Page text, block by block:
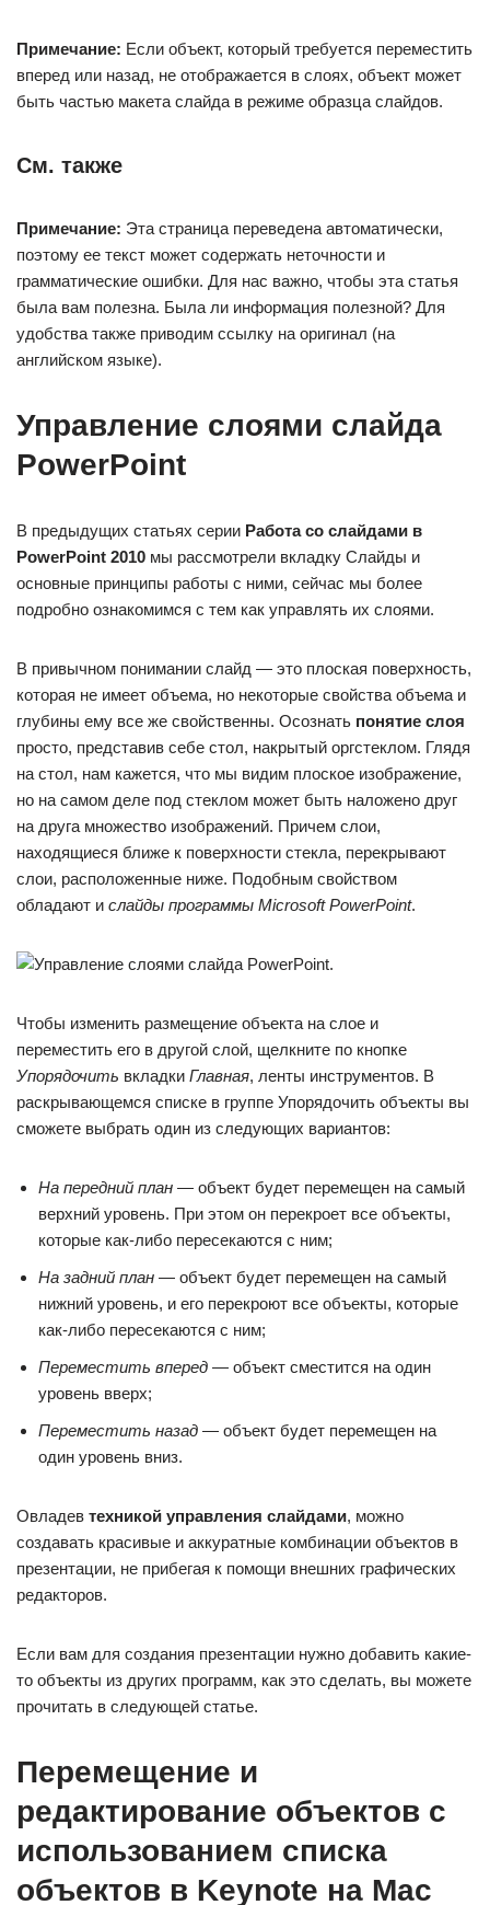
Примечание: Если объект, который требуется переместить
вперед или назад, не отображается в слоях, объект может
быть частью макета слайда в режиме образца слайдов.
См. также
Примечание: Эта страница переведена автоматически,
поэтому ее текст может содержать неточности и
грамматические ошибки. Для нас важно, чтобы эта статья
была вам полезна. Была ли информация полезной? Для
удобства также приводим ссылку на оригинал (на
английском языке).
Управление слоями слайда
PowerPoint
В предыдущих статьях серии Работа со слайдами в
PowerPoint 2010 мы рассмотрели вкладку Слайды и
основные принципы работы с ними, сейчас мы более
подробно ознакомимся с тем как управлять их слоями.
В привычном понимании слайд — это плоская поверхность,
которая не имеет объема, но некоторые свойства объема и
глубины ему все же свойственны. Осознать понятие слоя
просто, представив себе стол, накрытый оргстеклом. Глядя
на стол, нам кажется, что мы видим плоское изображение,
но на самом деле под стеклом может быть наложено друг
на друга множество изображений. Причем слои,
находящиеся ближе к поверхности стекла, перекрывают
слои, расположенные ниже. Подобным свойством
обладают и слайды программы Microsoft PowerPoint.
Чтобы изменить размещение объекта на слое и
переместить его в другой слой, щелкните по кнопке
Упорядочить вкладки Главная, ленты инструментов. В
раскрывающемся списке в группе Упорядочить объекты вы
сможете выбрать один из следующих вариантов:
На передний план — объект будет перемещен на самый
верхний уровень. При этом он перекроет все объекты,
которые как-либо пересекаются с ним;
На задний план — объект будет перемещен на самый
нижний уровень, и его перекроют все объекты, которые
как-либо пересекаются с ним;
Переместить вперед — объект сместится на один
уровень вверх;
Переместить назад — объект будет перемещен на
один уровень вниз.
Овладев техникой управления слайдами, можно
создавать красивые и аккуратные комбинации объектов в
презентации, не прибегая к помощи внешних графических
редакторов.
Если вам для создания презентации нужно добавить какие-
то объекты из других программ, как это сделать, вы можете
прочитать в следующей статье.
Перемещение и
редактирование объектов с
использованием списка
объектов в Keynote на Mac